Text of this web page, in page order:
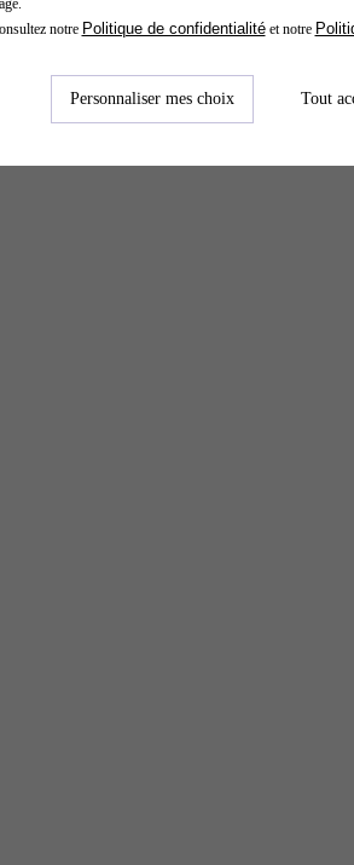
notre Politique de confidentialitéet notre
Personnaliser mes choix Tout